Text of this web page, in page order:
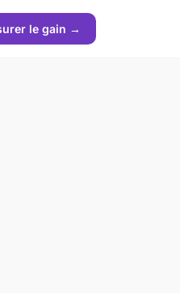
le gain →